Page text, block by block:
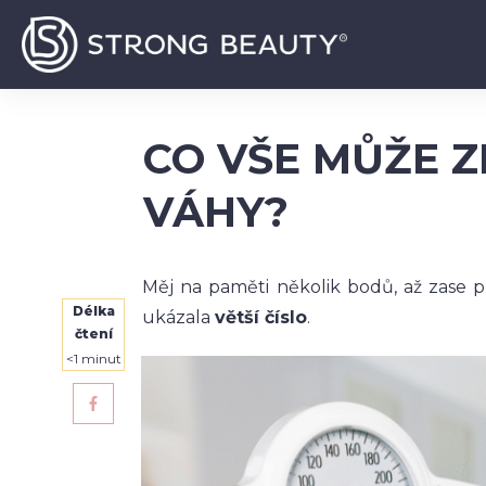
CO VŠE MŮŽE
VÁHY?
Délka
čtení
<1 minut
Měj na paměti několik bodů, až zase
ukázalavětší číslo.